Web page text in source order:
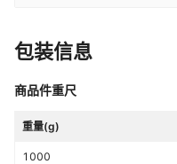
包装信息
商品件重尺
重量(g)
1000